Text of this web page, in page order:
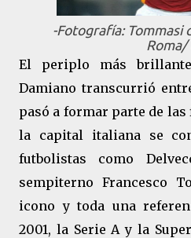
-Fotografía: Tommasi
Roma/
El periplo más
Damiano transcurrió
pasó a formar parte de las
la capital italiana se
futbolistas como
sempiterno Francesco
icono y toda una
2001, la Serie A y la